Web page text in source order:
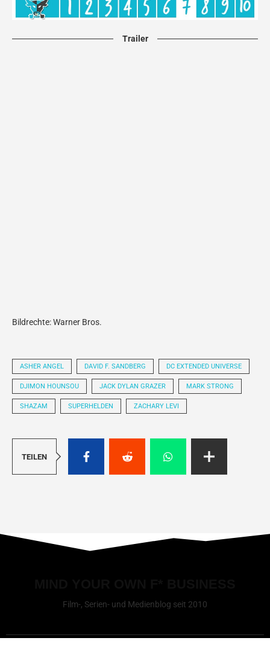
Trailer
Bildrechte: Warner Bros.
ASHER ANGEL DAVID F. SANDBERG DC EXTENDED UNIVERSE
DJIMON HOUNSOU JACK DYLAN GRAZER MARK STRONG
SHAZAM SUPERHELDEN ZACHARY LEVI
TEILEN
Film-, Serien- und Medienblog seit 2010